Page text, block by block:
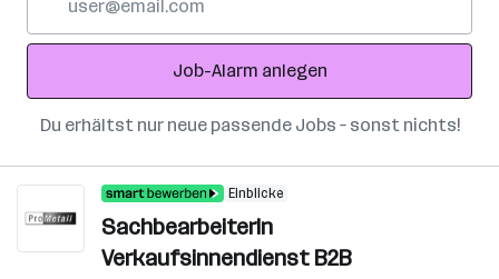
Adresse
Job-Alarm anlegen
Du erhältst nur neue passende Jobs – sonst nichts!
Einblicke
SachbearbeiterIn
Verkaufsinnendienst B2B